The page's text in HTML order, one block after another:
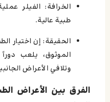
الخرافة: الفيلر
طبية عالية.
الحقيقة: إن اختيار
الموثوق، يلعب
وتلافي الأعراض
الفرق بين الأعراض